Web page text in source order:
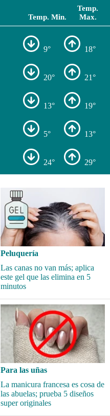
Temp. Min.
Temp.
Max.
9° 18°
20° 21°
13° 19°
5° 13°
24° 29°
Peluquería
Las canas no van más; aplica
este gel que las elimina en 5
minutos
Para las uñas
La manicura francesa es cosa de
las abuelas; prueba 5 diseños
super originales